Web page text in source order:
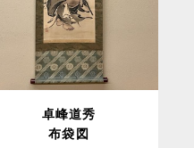
卓峰道秀
布袋図